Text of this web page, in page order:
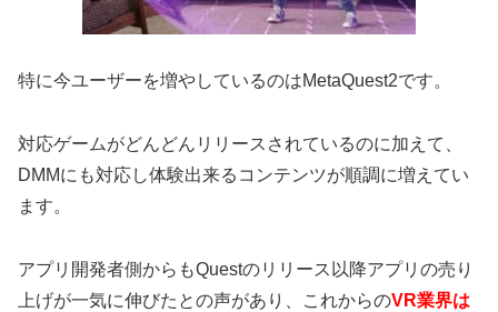
特に今ユーザーを増やしているのはMetaQuest2です。
対応ゲームがどんどんリリースされているのに加えて、
DMMにも対応し体験出来るコンテンツが順調に増えてい
ます。
アプリ開発者側からもQuestのリリース以降アプリの売り
上げが一気に伸びたとの声があり、これからのVR業界は